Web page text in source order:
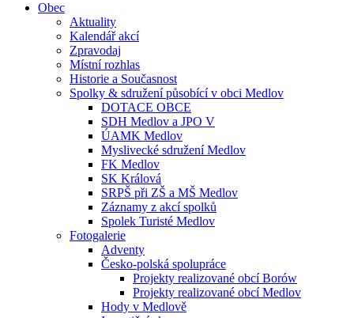
Obec
Aktuality
Kalendář akcí
Zpravodaj
Místní rozhlas
Historie a Současnost
Spolky & sdružení působící v obci Medlov
DOTACE OBCE
SDH Medlov a JPO V
ÚAMK Medlov
Myslivecké sdružení Medlov
FK Medlov
SK Králová
SRPŠ při ZŠ a MŠ Medlov
Záznamy z akcí spolků
Spolek Turisté Medlov
Fotogalerie
Adventy
Česko-polská spolupráce
Projekty realizované obcí Borów
Projekty realizované obcí Medlov
Hody v Medlově